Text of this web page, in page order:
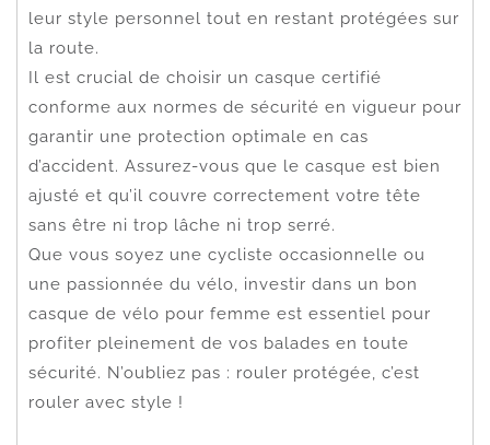
leur style personnel tout en restant protégées sur
la route.
Il est crucial de choisir un casque certifié
conforme aux normes de sécurité en vigueur pour
garantir une protection optimale en cas
d’accident. Assurez-vous que le casque est bien
ajusté et qu’il couvre correctement votre tête
sans être ni trop lâche ni trop serré.
Que vous soyez une cycliste occasionnelle ou
une passionnée du vélo, investir dans un bon
casque de vélo pour femme est essentiel pour
profiter pleinement de vos balades en toute
sécurité. N’oubliez pas : rouler protégée, c’est
rouler avec style !